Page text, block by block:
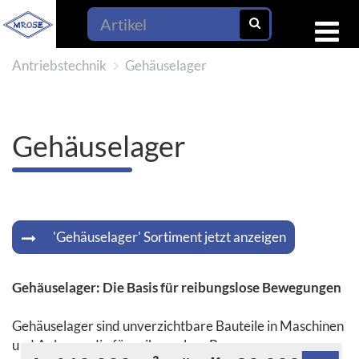
Antriebstechnik Gehäuselager
Gehäuselager
'Gehäuselager' Sortiment jetzt anzeigen
Gehäuselager: Die Basis für reibungslose Bewegungen
Gehäuselager sind unverzichtbare Bauteile in Maschinen
und Anlagen, die für reibungslose Bewegungen sorgen.